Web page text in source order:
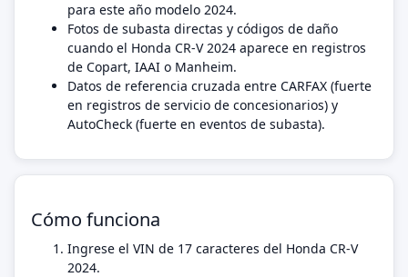
para este año modelo 2024.
Fotos de subasta directas y códigos de daño
cuando el Honda CR-V 2024 aparece en registros
de Copart, IAAI o Manheim.
Datos de referencia cruzada entre CARFAX (fuerte
en registros de servicio de concesionarios) y
AutoCheck (fuerte en eventos de subasta).
Cómo funciona
Ingrese el VIN de 17 caracteres del Honda CR-V
2024.